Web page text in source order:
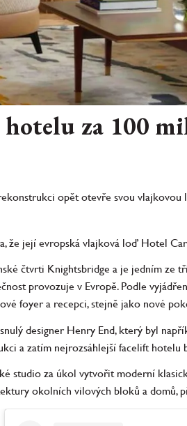
za 100
opět otevře svou
že její evropská vlajková loď Hotel
čtvrti Knightsbridge a je jedním ze
provozuje v Evropě. Podle
foyer a recepci, stejně jako nové
designer Henry End, který byl
a zatím nejrozsáhlejší facelift
studio za úkol vytvořit moderní
okolních vilových bloků a domů,